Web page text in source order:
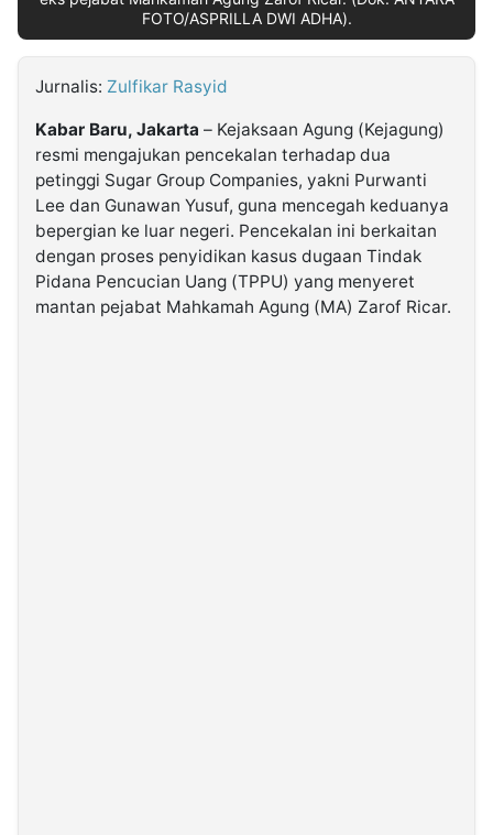
Kabarbaru.co
2026
Kabarbaru
Media
Holding
FOTO/ASPRILLA DWI ADHA).
Jurnalis: Zulfikar Rasyid
Kabar Baru, Jakarta – Kejaksaan Agung (Kejagung)
resmi mengajukan pencekalan terhadap dua
petinggi Sugar Group Companies, yakni Purwanti
Lee dan Gunawan Yusuf, guna mencegah keduanya
bepergian ke luar negeri. Pencekalan ini berkaitan
dengan proses penyidikan kasus dugaan Tindak
Pidana Pencucian Uang (TPPU) yang menyeret
mantan pejabat Mahkamah Agung (MA) Zarof Ricar.